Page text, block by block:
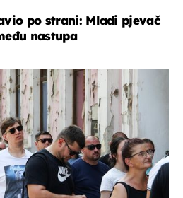
po strani: Mladi pjevač
nastupa